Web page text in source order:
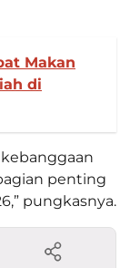
Makan
di
penting
pungkasnya.